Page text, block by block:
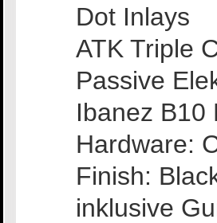
Dot Inlays
ATK Triple
Passive
Ibanez B10
Hardware:
Finish:
inklusive